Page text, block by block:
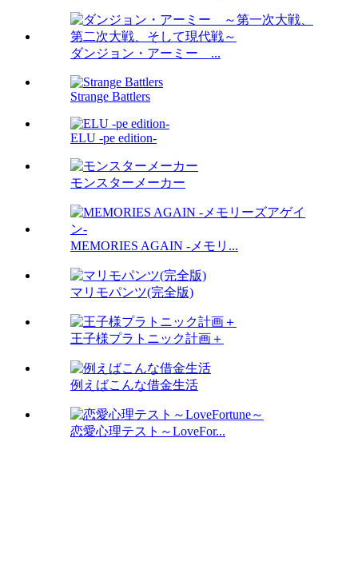
ダンジョン・アーミー ...
Strange Battlers
ELU -pe edition-
モンスターメーカー
MEMORIES AGAIN -メモリ...
マリモパンツ(完全版)
王子様プラトニック計画＋
例えばこんな借金生活
恋愛心理テスト～LoveFor...